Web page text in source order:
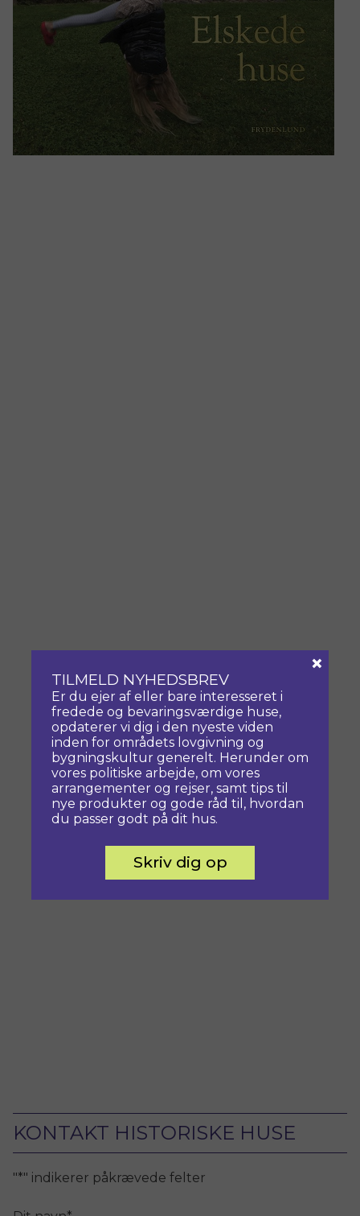
KONTAKT HISTORISKE HUSE
"*" indikerer påkrævede felter
TILMELD NYHEDSBREV
Er du ejer af eller bare interesseret i
fredede og bevaringsværdige huse,
opdaterer vi dig i den nyeste viden
inden for områdets lovgivning og
bygningskultur generelt. Herunder om
vores politiske arbejde, om vores
arrangementer og rejser, samt tips til
nye produkter og gode råd til, hvordan
du passer godt på dit hus.
Skriv dig op
×